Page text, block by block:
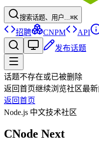
搜索话题、用户...⌘K
招聘 CNPM API
发布话题
话题不存在或已被删除
返回首页继续浏览社区最新
返回首页
Node.js 中文技术社区
CNode Next